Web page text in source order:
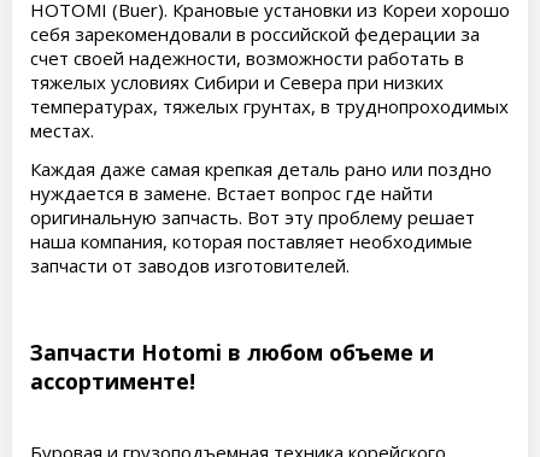
HOTOMI (Buer). Крановые установки из Кореи хорошо
себя зарекомендовали в российской федерации за
счет своей надежности, возможности работать в
тяжелых условиях Сибири и Севера при низких
температурах, тяжелых грунтах, в труднопроходимых
местах.
Каждая даже самая крепкая деталь рано или поздно
нуждается в замене. Встает вопрос где найти
оригинальную запчасть. Вот эту проблему решает
наша компания, которая поставляет необходимые
запчасти от заводов изготовителей.
Запчасти Hotomi в любом объеме и
ассортименте!